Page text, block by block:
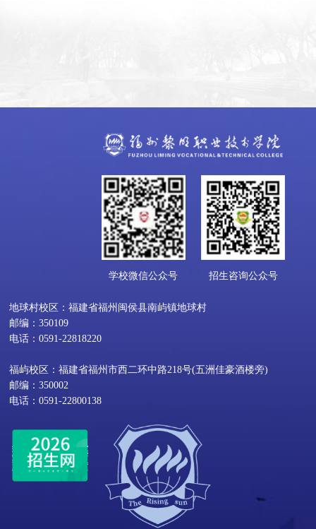
学校微信公众号 招生咨询公众号
地球村校区：福建省福州闽侯县南屿镇地球村
邮编：350109
电话：0591-22818220
福屿校区：福建省福州市西二环中路218号(五洲佳豪酒楼旁)
邮编：350002
电话：0591-22800138